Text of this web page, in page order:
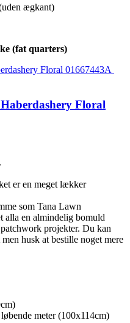
ægkant)
(fat quarters)
Floral
er en meget lækker
som Tana Lawn
alla en almindelig bomuld
projekter. Du kan
husk at bestille noget mere
meter (100x114cm)